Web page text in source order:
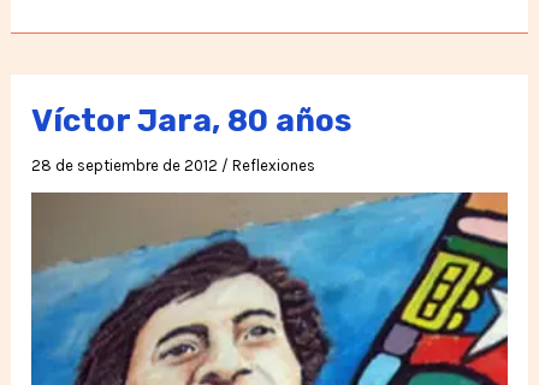
y
Alegorías
Víctor Jara, 80 años
28 de septiembre de 2012 /Reflexiones